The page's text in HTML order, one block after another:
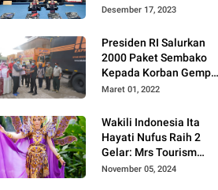
Desember 17, 2023
Presiden RI Salurkan
2000 Paket Sembako
Kepada Korban Gempa
di Pasaman Barat
Maret 01, 2022
Wakili Indonesia Ita
Hayati Nufus Raih 2
Gelar: Mrs Tourism
2024 dan Fourth
November 05, 2024